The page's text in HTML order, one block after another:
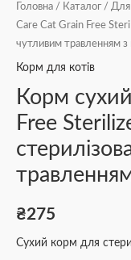
Головна / Каталог / Для
Care Cat Grain Free
чутливим травленням
Корм для котів
Корм
Free
₴275
Сухий корм для